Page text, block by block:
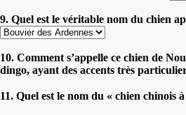
9. Quel est le véritable nom du chien
10. Comment s’appelle ce chien de
dingo, ayant des accents très
11. Quel est le nom du « chien chinois